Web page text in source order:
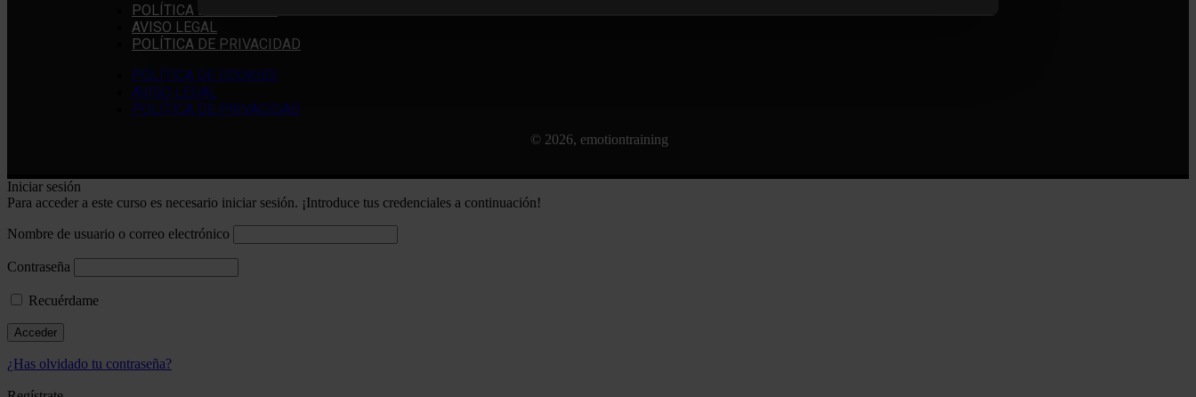
POLÍTICA DE COOKIES
AVISO LEGAL
POLÍTICA DE PRIVACIDAD
POLÍTICA DE COOKIES
AVISO LEGAL
POLÍTICA DE PRIVACIDAD
© 2026, emotiontraining
Iniciar sesión
Para acceder a este curso es necesario iniciar sesión. ¡Introduce tus credenciales a continuación!
Nombre de usuario o correo electrónico
Contraseña
Recuérdame
¿Has olvidado tu contraseña?